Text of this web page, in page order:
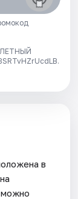
в
можно